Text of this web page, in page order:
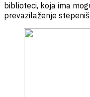
biblioteci, koja ima
prevazilaženje